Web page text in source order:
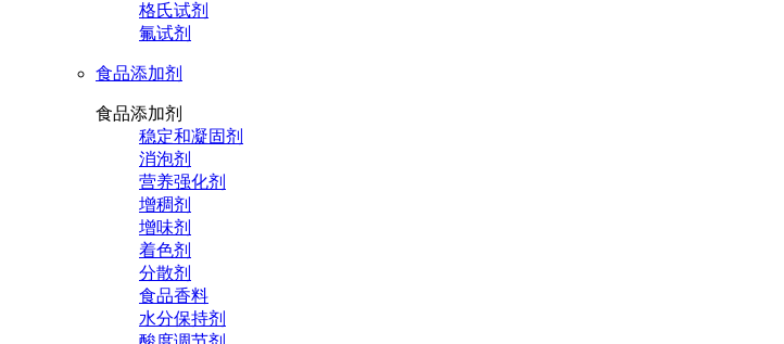
格氏试剂
氟试剂
食品添加剂
食品添加剂
稳定和凝固剂
消泡剂
营养强化剂
增稠剂
增味剂
着色剂
分散剂
食品香料
水分保持剂